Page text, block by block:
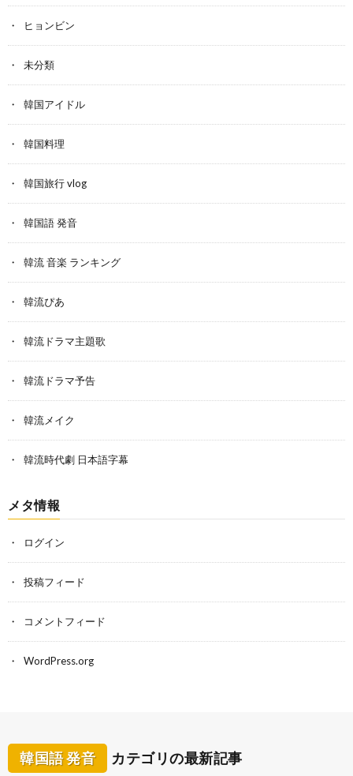
ヒョンビン
未分類
韓国アイドル
韓国料理
韓国旅行 vlog
韓国語 発音
韓流 音楽 ランキング
韓流ぴあ
韓流ドラマ主題歌
韓流ドラマ予告
韓流メイク
韓流時代劇 日本語字幕
メタ情報
ログイン
投稿フィード
コメントフィード
WordPress.org
韓国語 発音 カテゴリの最新記事